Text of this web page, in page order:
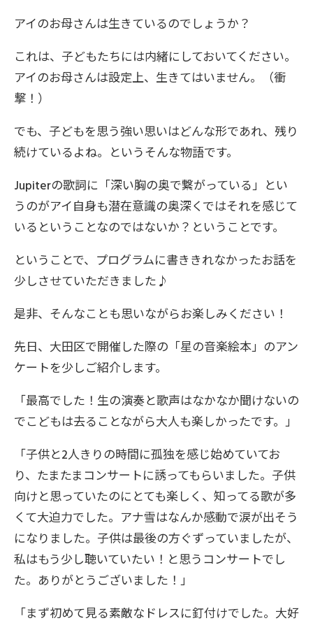
アイのお母さんは生きているのでしょうか？
これは、子どもたちには内緒にしておいてください。
アイのお母さんは設定上、生きてはいません。（衝
撃！）
でも、子どもを思う強い思いはどんな形であれ、残り
続けているよね。というそんな物語です。
Jupiterの歌詞に「深い胸の奥で繋がっている」とい
うのがアイ自身も潜在意識の奥深くではそれを感じて
いるということなのではないか？ということです。
ということで、プログラムに書ききれなかったお話を
少しさせていただきました♪
是非、そんなことも思いながらお楽しみください！
先日、大田区で開催した際の「星の音楽絵本」のアン
ケートを少しご紹介します。
「最高でした！生の演奏と歌声はなかなか聞けないの
でこどもは去ることながら大人も楽しかったです。 」
「子供と2人きりの時間に孤独を感じ始めていてお
り、たまたまコンサートに誘ってもらいました。子供
向けと思っていたのにとても楽しく、知ってる歌が多
くて大迫力でした。アナ雪はなんか感動で涙が出そう
になりました。子供は最後の方ぐずっていましたが、
私はもう少し聴いていたい！と思うコンサートでし
た。ありがとうございました！ 」
「まず初めて見る素敵なドレスに釘付けでした。大好